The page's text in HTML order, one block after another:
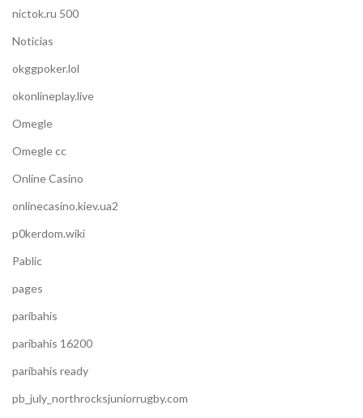
nictok.ru 500
Noticias
okggpoker.lol
okonlineplay.live
Omegle
Omegle cc
Online Casino
onlinecasino.kiev.ua2
p0kerdom.wiki
Pablic
pages
paribahis
paribahis 16200
paribahis ready
pb_july_northrocksjuniorrugby.com